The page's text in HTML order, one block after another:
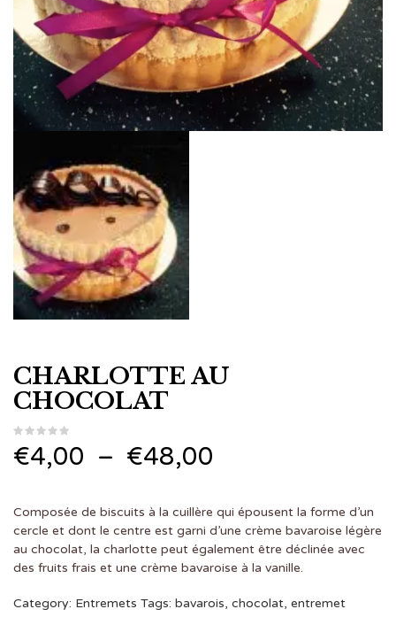
CHARLOTTE AU
CHOCOLAT
€4,00 – €48,00
prix :
€4,00
à
Composée de biscuits à la cuillère qui épousent la forme d’un
cercle et dont le centre est garni d’une crème bavaroise légère
au chocolat, la charlotte peut également être déclinée avec
des fruits frais et une crème bavaroise à la vanille.
Category: Entremets Tags: bavarois, chocolat, entremet